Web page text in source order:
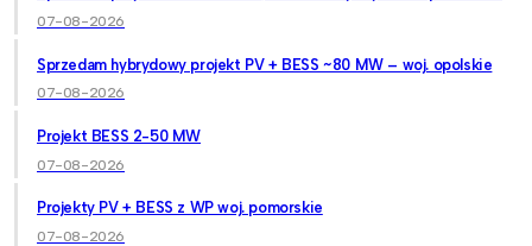
07-08-2026
Sprzedam hybrydowy projekt PV + BESS ~80 MW – woj. opolskie
07-08-2026
Projekt BESS 2-50 MW
07-08-2026
Projekty PV + BESS z WP woj. pomorskie
07-08-2026